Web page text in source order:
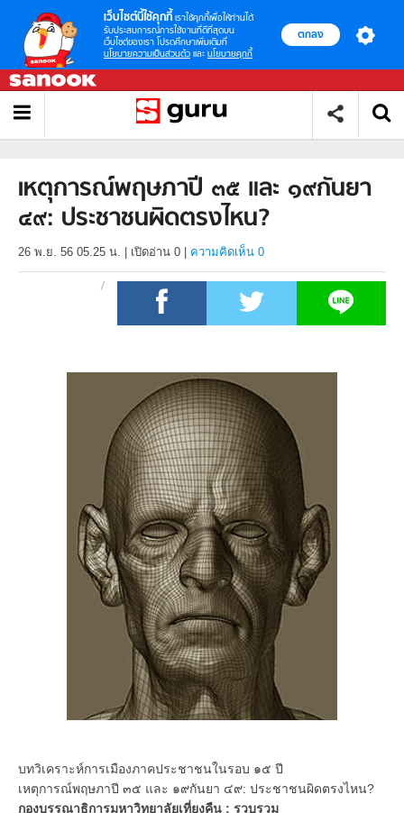
เว็บไซต์นี้ใช้คุกกี้ เราใช้คุกกี้เพื่อให้ท่านได้
รับประสบการณ์การใช้งานที่ดีที่สุดบน
เว็บไซต์ของเรา โปรดศึกษาเพิ่มเติมที่
นโยบายความเป็นส่วนตัว และ นโยบายคุกกี้
ตกลง
เหตุการณ์พฤษภาปี ๓๕ และ ๑๙กันยา
๔๙: ประชาชนผิดตรงไหน?
26 พ.ย. 56 05.25 น. เปิดอ่าน 0 ความคิดเห็น 0
บทวิเคราะห์การเมืองภาคประชาชนในรอบ ๑๕ ปี
เหตุการณ์พฤษภาปี ๓๕ และ ๑๙กันยา ๔๙: ประชาชนผิดตรงไหน?
กองบรรณาธิการมหาวิทยาลัยเที่ยงคืน : รวบรวม